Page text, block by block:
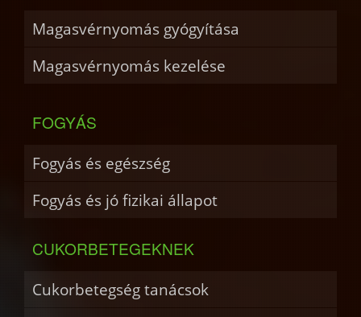
Magasvérnyomás gyógyítása
Magasvérnyomás kezelése
FOGYÁS
Fogyás és egészség
Fogyás és jó fizikai állapot
CUKORBETEGEKNEK
Cukorbetegség tanácsok